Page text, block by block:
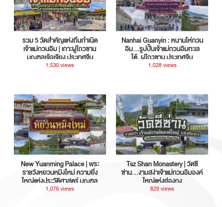
รวม 5 วัดสำคัญแห่งถิ่นกำเนิด
เจ้าแม่กวนอิม | เกาะผู่โถวซาน
มณฑลเจ้อเจียง ประเทศจีน
1,530 views
Nanhai Guanyin : หนานไห่กวน
อิม...รูปปั้นเจ้าแม่กวนอิมทะเล
ใต้, ผู่โถวซาน ประเทศจีน
1,028 views
New Yuanming Palace | พระ
ราชวังหยวนหมิงใหม่ ความยิ่ง
ใหญ่แห่งประวัติศาสตร์ มณฑล
กวางตุ้ง ประเทศจีน
1,076 views
Tsz Shan Monastery | วัดซี
ซ่าน…งามสง่าเจ้าแม่กวนอิมองค์
ใหญ่แห่งฮ่องกง
829 views